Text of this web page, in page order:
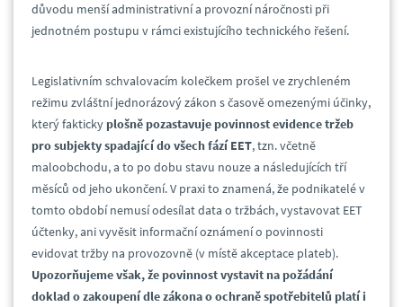
důvodu menší administrativní a provozní náročnosti při
jednotném postupu v rámci existujícího technického řešení.
Legislativním schvalovacím kolečkem prošel ve zrychleném
režimu zvláštní jednorázový zákon s časově omezenými účinky,
který fakticky plošně pozastavuje povinnost evidence tržeb
pro subjekty spadající do všech fází EET, tzn. včetně
maloobchodu, a to po dobu stavu nouze a následujících tří
měsíců od jeho ukončení. V praxi to znamená, že podnikatelé v
tomto období nemusí odesílat data o tržbách, vystavovat EET
účtenky, ani vyvěsit informační oznámení o povinnosti
evidovat tržby na provozovně (v místě akceptace plateb).
Upozorňujeme však, že povinnost vystavit na požádání
doklad o zakoupení dle zákona o ochraně spotřebitelů platí i